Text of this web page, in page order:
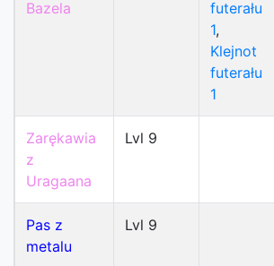
Bazela
futerału
1,
Klejnot
futerału
1
Zarękawia
z
Uragaana
Lvl 9
Pas z
metalu
Lvl 9